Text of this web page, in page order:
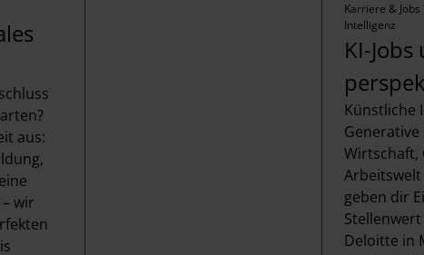
aus:
wir
Karriere &
Intelligenz
KI-
Künstliche
Wirtschaft,
geben dir
Deloitte in